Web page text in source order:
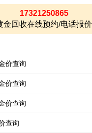
17321250865
金回收在线预约/电话报价
价查询
价查询
价查询
查询